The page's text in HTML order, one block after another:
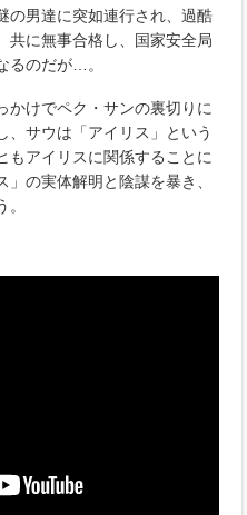
の男達に突如連行され、過酷
共に無事合格し、国家安全局
るのだが…。
かけでペク・サンの裏切りに
、サウは「アイリス」という
もアイリスに関係することに
の実体解明と陰謀を暴き、